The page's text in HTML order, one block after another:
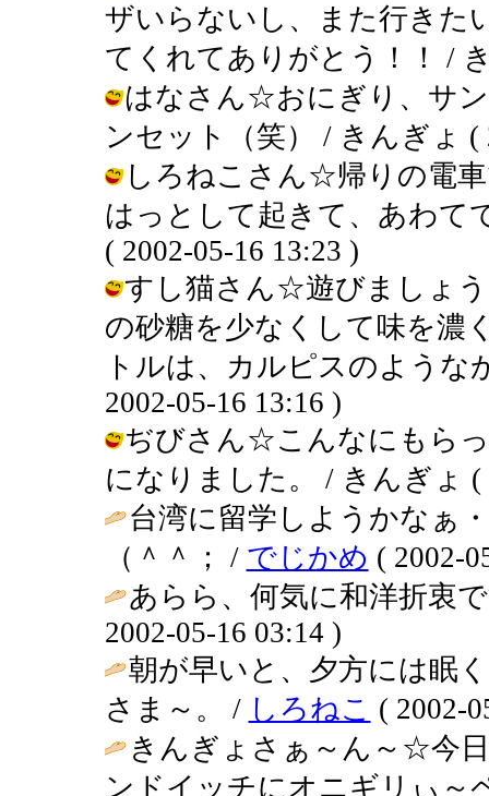
ザいらないし、また行きた
てくれてありがとう！！ /
はなさん☆おにぎり、サ
ンセット（笑） / きんぎょ (
しろねこさん☆帰りの電
はっとして起きて、あわて
( 2002-05-16 13:23 )
すし猫さん☆遊びましょ
の砂糖を少なくして味を濃
トルは、カルピスのような
2002-05-16 13:16 )
ぢびさん☆こんなにもら
になりました。 / きんぎょ (
台湾に留学しようかなぁ
（＾＾； / でじかめ ( 2002-
あらら、何気に和洋折衷
2002-05-16 03:14 )
朝が早いと、夕方には眠
さま～。 / しろねこ ( 2002-
きんぎょさぁ～ん～☆今
ンドイッチにオニギリぃ